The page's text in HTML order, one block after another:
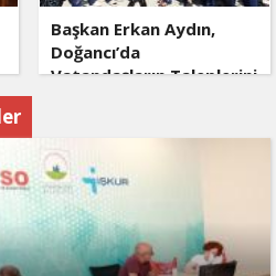
Başkan Erkan Aydın,
Doğancı’da
Vatandaşların Taleplerini